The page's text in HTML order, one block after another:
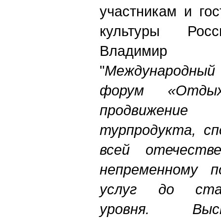
участникам и
культуры
"
форум
турпродукта,
всей
непременному
услуг до
уровня.